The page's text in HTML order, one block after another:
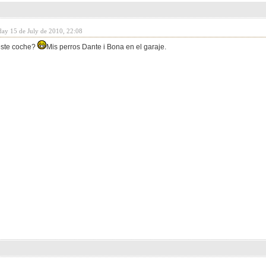
15 de July de 2010, 22:08
coche? Mis perros Dante i Bona en el garaje.